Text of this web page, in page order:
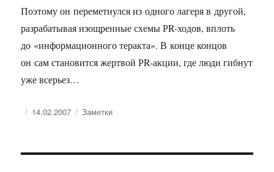
Поэтому он переметнулся из одного лагеря в другой,
разрабатывая изощренные схемы РR-ходов, вплоть
до «информационного теракта». В конце концов
он сам становится жертвой РR-акции, где люди гибнут
уже всерьез…
Опубликовано
14.02.2007 Рубрики
Заметки